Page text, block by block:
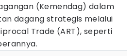
(Kemendag) dalam
dagang strategis melalui
Trade (ART), seperti